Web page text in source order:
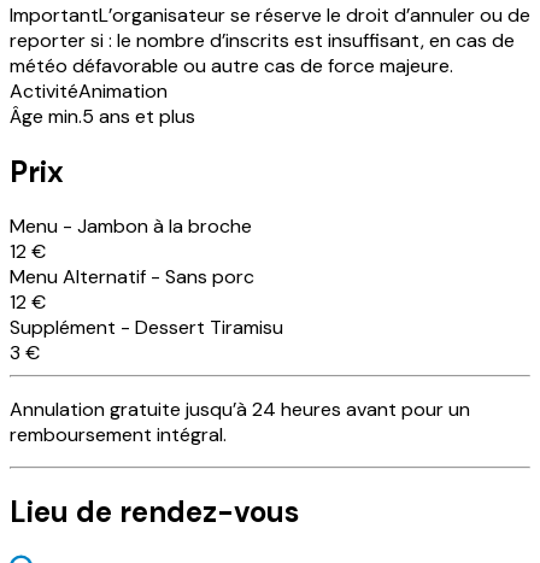
ImportantL’organisateur se réserve le droit d’annuler ou de
reporter si : le nombre d’inscrits est insuffisant, en cas de
météo défavorable ou autre cas de force majeure.
ActivitéAnimation
Âge min.5 ans et plus
Prix
Menu - Jambon à la broche
12 €
Menu Alternatif - Sans porc
12 €
Supplément - Dessert Tiramisu
3 €
Annulationgratuite jusqu’à 24 heures avant pour un
remboursement intégral.
Lieu de rendez-vous